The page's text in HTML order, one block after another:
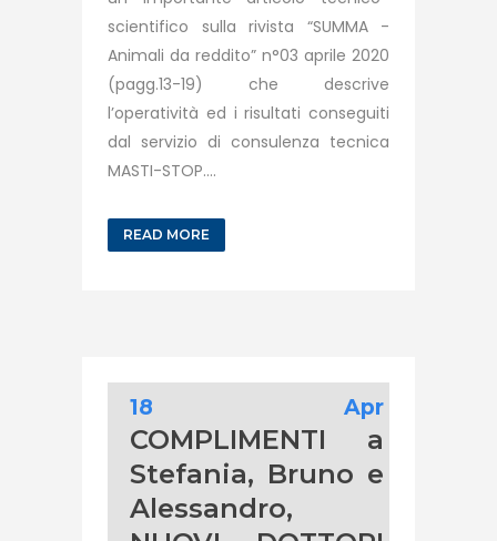
scientifico sulla rivista “SUMMA -
Animali da reddito” n°03 aprile 2020
(pagg.13-19) che descrive
l’operatività ed i risultati conseguiti
dal servizio di consulenza tecnica
MASTI-STOP....
READ MORE
18 Apr
COMPLIMENTI a
Stefania, Bruno e
Alessandro,